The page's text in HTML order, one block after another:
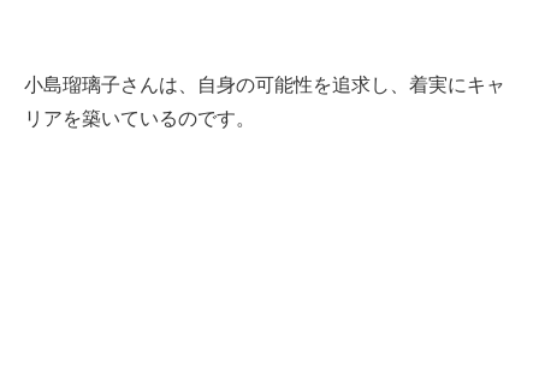
小島瑠璃子さんは、自身の可能性を追求し、着実にキャ
リアを築いているのです。